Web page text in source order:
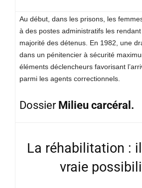
Au début, dans les prisons, les
à des postes administratifs les
majorité des détenus. En 1982, une
dans un pénitencier à sécurité
éléments déclencheurs favorisant
parmi les agents correctionnels.
Dossier Milieu carcéral.
La réhabilitation :
vraie